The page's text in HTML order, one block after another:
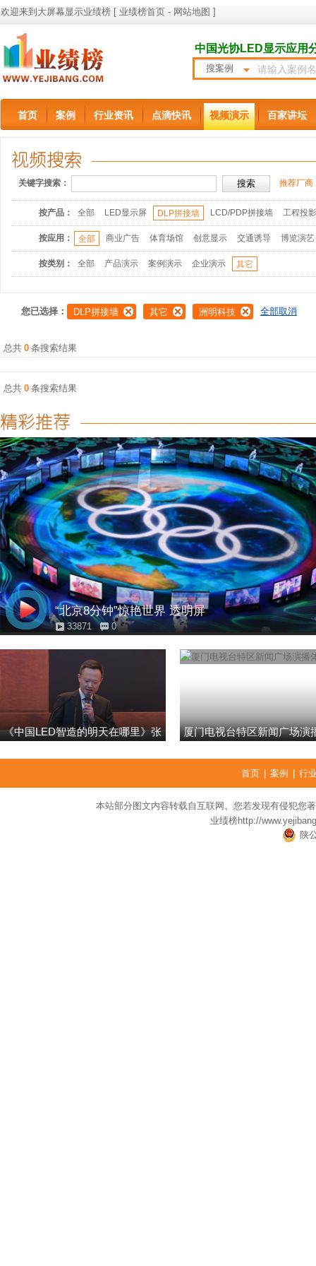
欢迎来到大屏幕显示业绩榜 [ 业绩榜首页 - 网站地图 ]
中国光协LED显示应用
搜案例
首页 案例 行业资讯 点滴快讯 视频演示 百家讲坛
关键字搜索： 推荐厂商
按产品： 全部 LED显示屏 DLP拼接墙 LCD/PDP拼接墙 工程投
按应用： 全部 商业广告 体育场馆 创意显示 交通诱导 博览演艺
按类别： 全部 产品演示 案例演示 企业演示 其它
您已选择： DLP拼接墙 其它 洲明科技 全部取消
总共 0 条搜索结果
总共 0 条搜索结果
“北京8分钟”惊艳世界 透明屏
33871 0
《中国LED智造的明天在哪里》张
厦门电视台特区新闻广场演
首页 案例 行
本站部分图文内容转载自互联网。您若发现有侵犯您
业绩榜http://
陕